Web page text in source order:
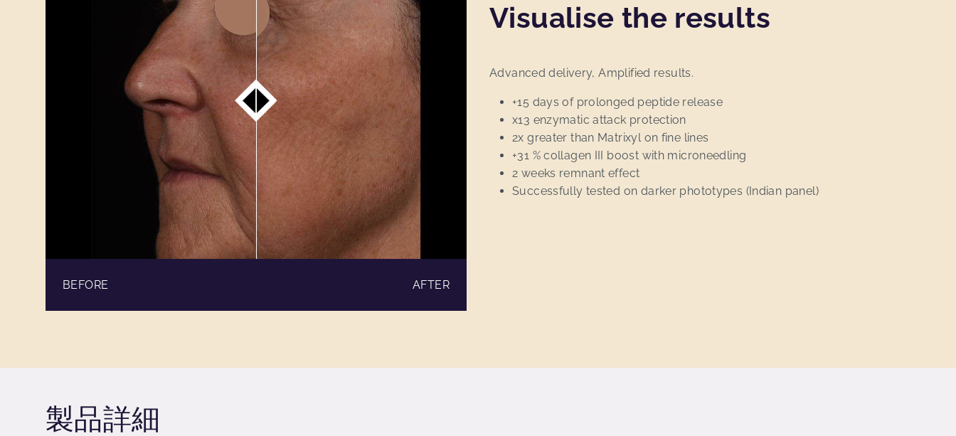
BEFORE AFTER
Visualise the results
Advanced delivery, Amplified results.
+15 days of prolonged peptide release
x13 enzymatic attack protection
2x greater than Matrixyl on fine lines
+31 % collagen III boost with microneedling
2 weeks remnant effect
Successfully tested on darker phototypes (Indian panel)
製品詳細